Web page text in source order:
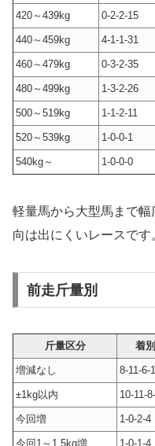
420～439kg 0-2-2-15
440～459kg 4-1-1-31
460～479kg 0-3-2-35
480～499kg 1-3-2-26
500～519kg 1-1-2-11
520～539kg 1-0-0-1
540kg～ 1-0-0-0
軽量馬から大型馬まで
向は出にくいレースです
前走斤量別
斤量区分 着
増減なし 8-11-6-
±1kg以内 10-11-
今回増 1-0-2-4
今回1～1.5kg増 1-0-1-4